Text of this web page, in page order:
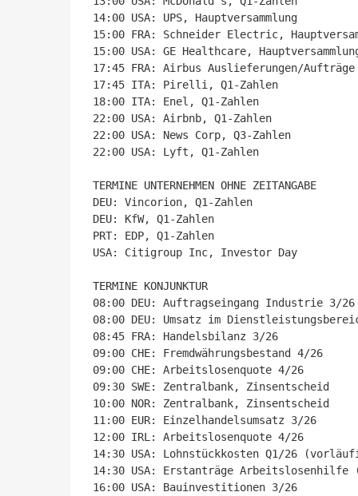
14:00 USA: UPS, Hauptversammlung
15:00 FRA: Schneider Electric,
15:00 USA: GE Healthcare,
17:45 FRA: Airbus Auslieferungen/
17:45 ITA: Pirelli, Q1-Zahlen
18:00 ITA: Enel, Q1-Zahlen
22:00 USA: Airbnb, Q1-Zahlen
22:00 USA: News Corp, Q3-Zahlen
22:00 USA: Lyft, Q1-Zahlen
TERMINE UNTERNEHMEN OHNE ZEITANGABE
DEU: Vincorion, Q1-Zahlen
DEU: KfW, Q1-Zahlen
PRT: EDP, Q1-Zahlen
USA: Citigroup Inc, Investor Day
TERMINE KONJUNKTUR
08:00 DEU: Auftragseingang Industrie 3/26
08:00 DEU: Umsatz im
08:45 FRA: Handelsbilanz 3/26
09:00 CHE: Fremdwährungsbestand 4/26
09:00 CHE: Arbeitslosenquote 4/26
09:30 SWE: Zentralbank, Zinsentscheid
10:00 NOR: Zentralbank, Zinsentscheid
11:00 EUR: Einzelhandelsumsatz 3/26
12:00 IRL: Arbeitslosenquote 4/26
14:30 USA: Lohnstückkosten Q1/26
14:30 USA: Erstanträge Arbeitslosenhilfe
16:00 USA: Bauinvestitionen 3/26